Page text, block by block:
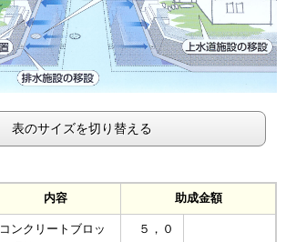
表のサイズを切り替える
内容 助成金額
コンクリートブロッ
５，０